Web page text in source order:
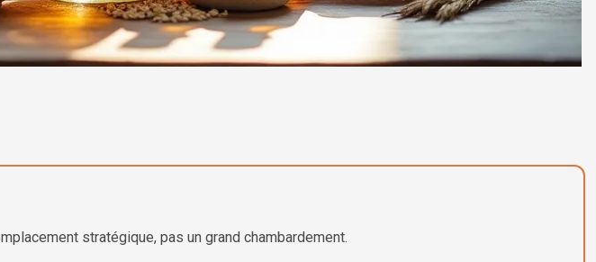
stratégique, pas un grand chambardement.